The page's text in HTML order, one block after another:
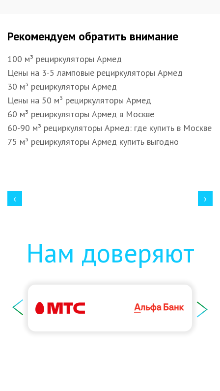
Рекомендуем обратить внимание
100 м³ рециркуляторы Армед
Цены на 3-5 ламповые рециркуляторы Армед
30 м³ рециркуляторы Армед
Цены на 50 м³ рециркуляторы Армед
60 м³ рециркуляторы Армед в Москве
60-90 м³ рециркуляторы Армед: где купить в Москве
75 м³ рециркуляторы Армед купить выгодно
‹ ›
Нам доверяют